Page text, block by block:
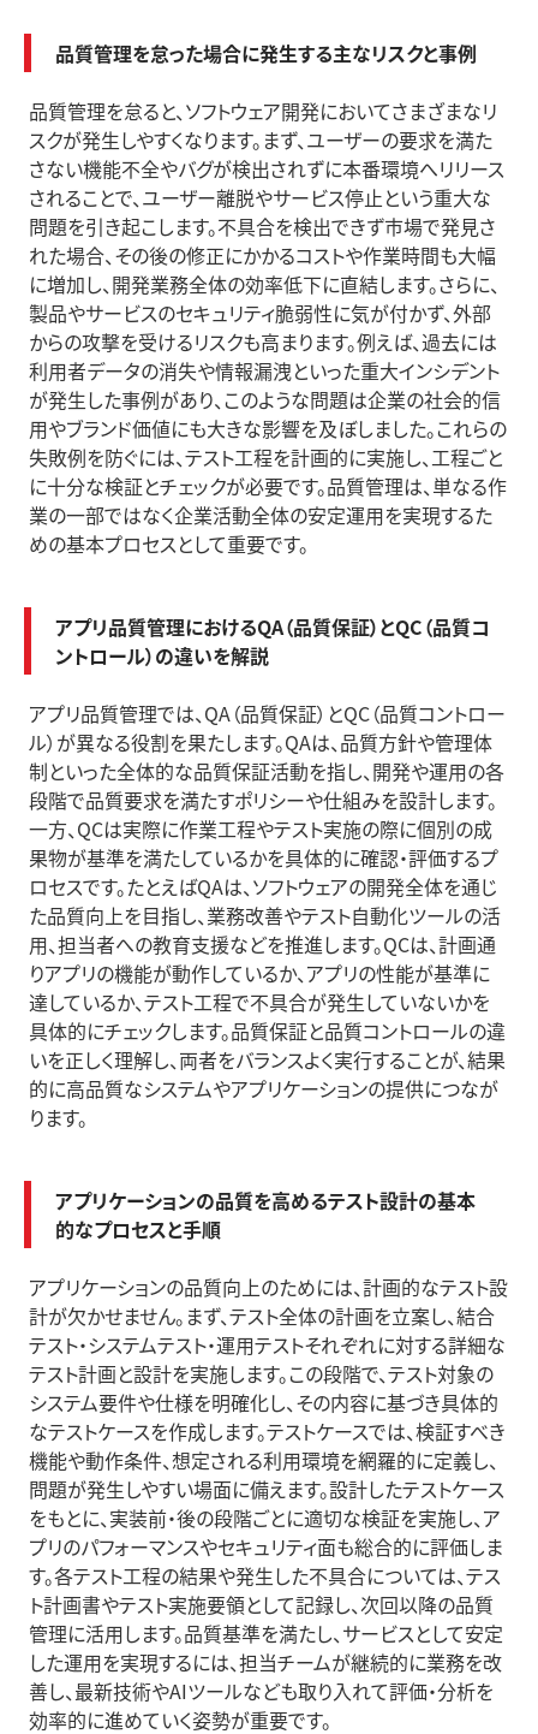
品質管理を怠った場合に発生する主なリスクと事例
品質管理を怠ると、ソフトウェア開発においてさまざまなリ
スクが発生しやすくなります。まず、ユーザーの要求を満た
さない機能不全やバグが検出されずに本番環境へリリース
されることで、ユーザー離脱やサービス停止という重大な
問題を引き起こします。不具合を検出できず市場で発見さ
れた場合、その後の修正にかかるコストや作業時間も大幅
に増加し、開発業務全体の効率低下に直結します。さらに、
製品やサービスのセキュリティ脆弱性に気が付かず、外部
からの攻撃を受けるリスクも高まります。例えば、過去には
利用者データの消失や情報漏洩といった重大インシデント
が発生した事例があり、このような問題は企業の社会的信
用やブランド価値にも大きな影響を及ぼしました。これらの
失敗例を防ぐには、テスト工程を計画的に実施し、工程ごと
に十分な検証とチェックが必要です。品質管理は、単なる作
業の一部ではなく企業活動全体の安定運用を実現するた
めの基本プロセスとして重要です。
アプリ品質管理におけるQA（品質保証）とQC（品質コ
ントロール）の違いを解説
アプリ品質管理では、QA（品質保証）とQC（品質コントロー
ル）が異なる役割を果たします。QAは、品質方針や管理体
制といった全体的な品質保証活動を指し、開発や運用の各
段階で品質要求を満たすポリシーや仕組みを設計します。
一方、QCは実際に作業工程やテスト実施の際に個別の成
果物が基準を満たしているかを具体的に確認・評価するプ
ロセスです。たとえばQAは、ソフトウェアの開発全体を通じ
た品質向上を目指し、業務改善やテスト自動化ツールの活
用、担当者への教育支援などを推進します。QCは、計画通
りアプリの機能が動作しているか、アプリの性能が基準に
達しているか、テスト工程で不具合が発生していないかを
具体的にチェックします。品質保証と品質コントロールの違
いを正しく理解し、両者をバランスよく実行することが、結果
的に高品質なシステムやアプリケーションの提供につなが
ります。
アプリケーションの品質を高めるテスト設計の基本
的なプロセスと手順
アプリケーションの品質向上のためには、計画的なテスト設
計が欠かせません。まず、テスト全体の計画を立案し、結合
テスト・システムテスト・運用テストそれぞれに対する詳細な
テスト計画と設計を実施します。この段階で、テスト対象の
システム要件や仕様を明確化し、その内容に基づき具体的
なテストケースを作成します。テストケースでは、検証すべき
機能や動作条件、想定される利用環境を網羅的に定義し、
問題が発生しやすい場面に備えます。設計したテストケース
をもとに、実装前・後の段階ごとに適切な検証を実施し、ア
プリのパフォーマンスやセキュリティ面も総合的に評価しま
す。各テスト工程の結果や発生した不具合については、テス
ト計画書やテスト実施要領として記録し、次回以降の品質
管理に活用します。品質基準を満たし、サービスとして安定
した運用を実現するには、担当チームが継続的に業務を改
善し、最新技術やAIツールなども取り入れて評価・分析を
効率的に進めていく姿勢が重要です。